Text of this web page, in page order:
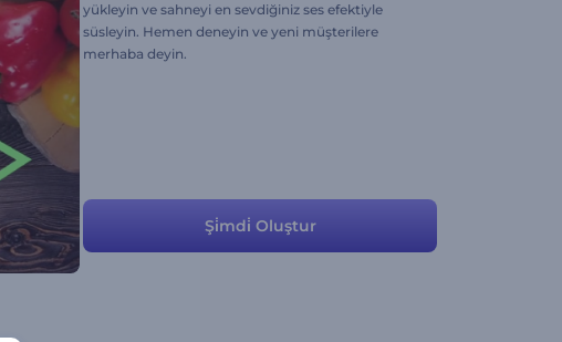
yükleyin ve sahneyi en sevdiğiniz ses efektiyle
süsleyin. Hemen deneyin ve yeni müşterilere
merhaba deyin.
Şi̇mdi̇ Oluştur